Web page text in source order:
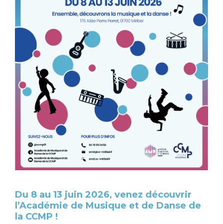
Du 8 au 13 juin 2026, venez découvrir
l’Académie de Musique et de Danse de
la CCMP !